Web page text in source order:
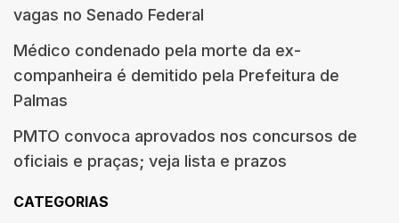
vagas no Senado Federal
Médico condenado pela morte da ex-
companheira é demitido pela Prefeitura de
Palmas
PMTO convoca aprovados nos concursos de
oficiais e praças; veja lista e prazos
CATEGORIAS